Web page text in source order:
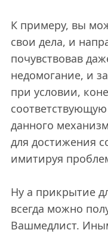
К примеру, вы
свои дела, и
почувствовав
недомогание, и
при условии,
данного
для достижения
имитируя
Ну а прикрытие
всегда можно
Вашмедлист.